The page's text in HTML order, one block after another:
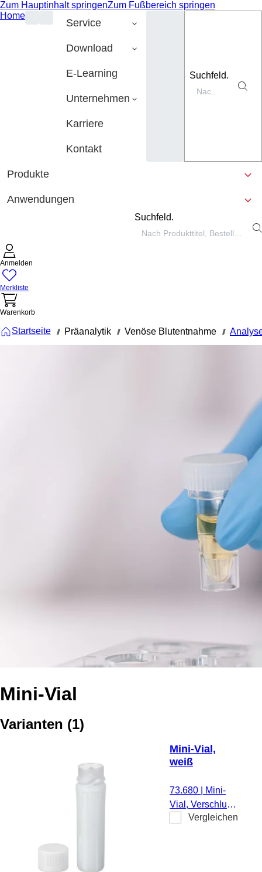
Zum Hauptinhalt springenZum Fußbereich springen
Home
Service
Download
E-Learning
Unternehmen
Karriere
Kontakt
Suchfeld.
Produkte
Anwendungen
Suchfeld.
Anmelden
Merkliste
Warenkorb
Startseite /// Präanalytik /// Venöse Blutentnahme ///
Mini-Vial
Varianten (1)
Mini-Vial,
weiß
73.680
Mini-
Vial, Verschluss
beiliegend,
Vergleichen